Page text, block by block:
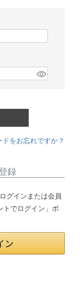
ドをお忘れですか？
録
グインまたは会員
トでログイン」ボ